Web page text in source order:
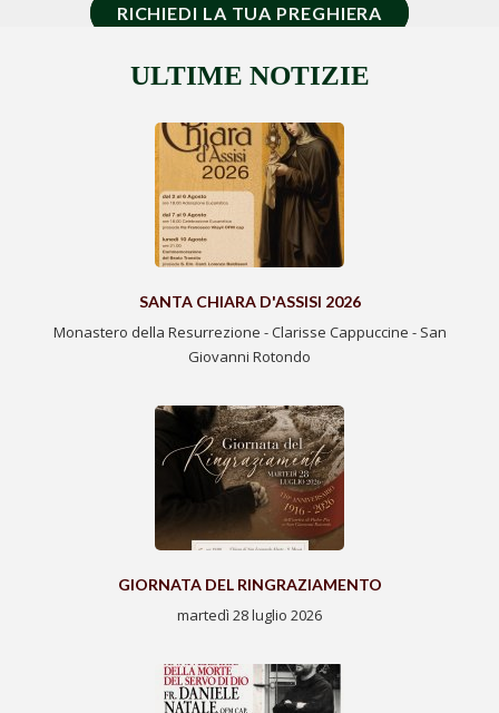
RICHIEDI LA TUA PREGHIERA
ULTIME NOTIZIE
SANTA CHIARA D'ASSISI 2026
Monastero della Resurrezione - Clarisse Cappuccine - San
Giovanni Rotondo
GIORNATA DEL RINGRAZIAMENTO
martedì 28 luglio 2026